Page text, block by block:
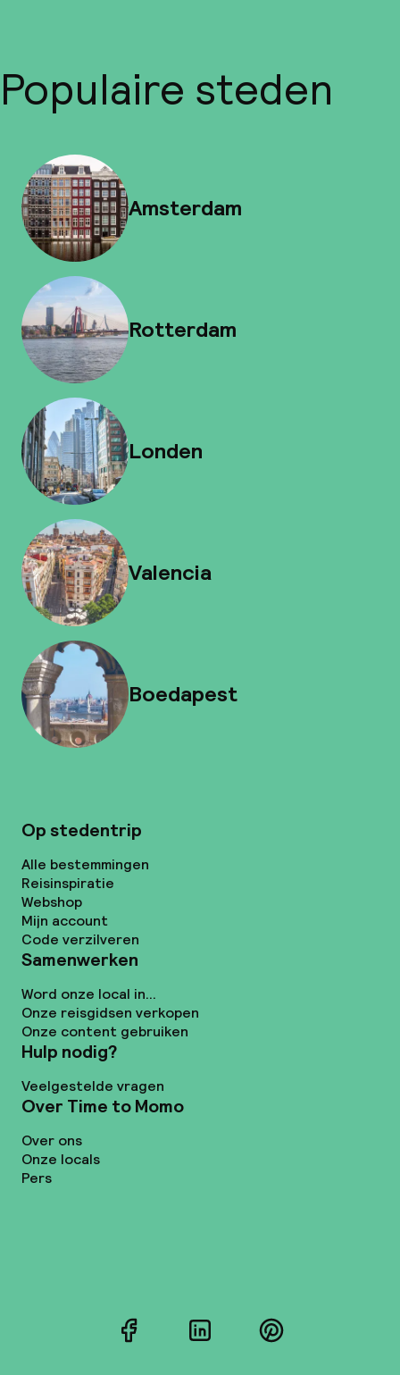
Populaire steden
Amsterdam
Rotterdam
Londen
Valencia
Boedapest
Op stedentrip
Alle bestemmingen
Reisinspiratie
Webshop
Mijn account
Code verzilveren
Samenwerken
Word onze local in...
Onze reisgidsen verkopen
Onze content gebruiken
Hulp nodig?
Veelgestelde vragen
Over Time to Momo
Over ons
Onze locals
Pers
FacebookLinkedInPinterest